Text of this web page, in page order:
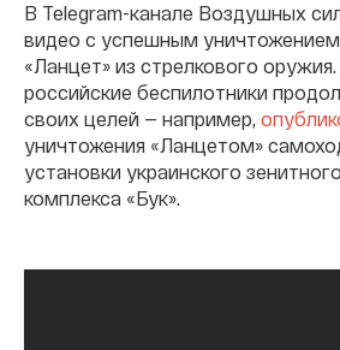
В Telegram-канале Воздушных
видео с успешным
«Ланцет» из стрелкового
российские беспилотники
своих целей — например,
уничтожения «Ланцетом»
установки украинского
комплекса «Бук».